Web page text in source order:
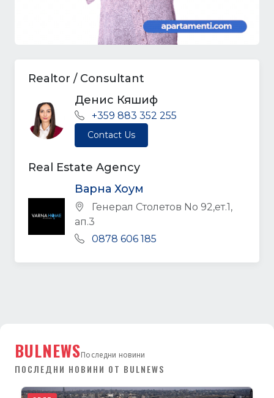
Realtor / Consultant
Денис Кяшиф
+359 883 352 255
Contact Us
Real Estate Agency
Варна Хоум
Генерал Столетов No 92,ет.1,
ап.3
0878 606 185
BULNEWSПоследни новини
ПОСЛЕДНИ НОВИНИ ОТ BULNEWS